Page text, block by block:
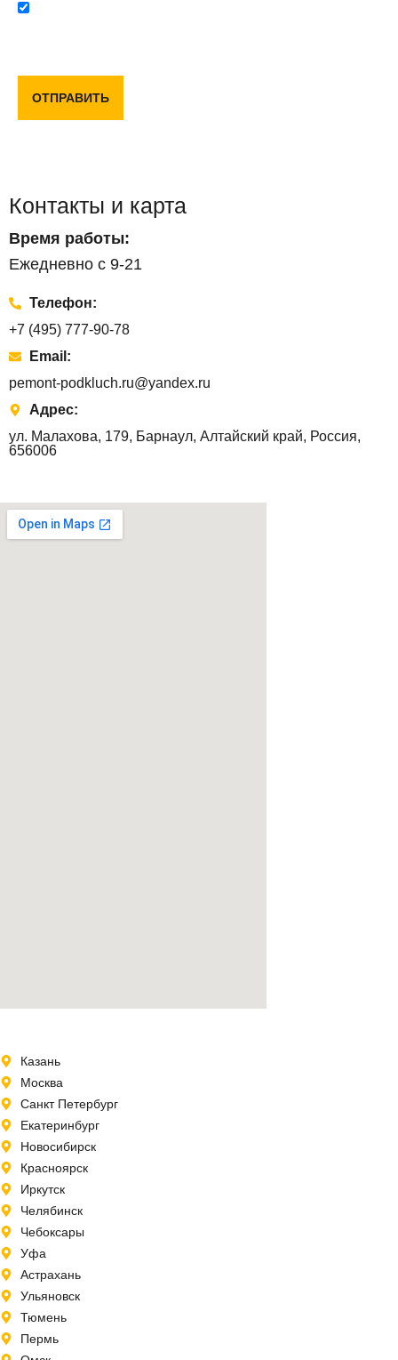
ОТПРАВИТЬ
Контакты и карта
Время работы:
Ежедневно с 9-21
Телефон:
+7 (495) 777-90-78
Email:
pemont-podkluch.ru@yandex.ru
Адрес:
ул. Малахова, 179, Барнаул, Алтайский край, Россия,
656006
Казань
Москва
Санкт Петербург
Екатеринбург
Новосибирск
Красноярск
Иркутск
Челябинск
Чебоксары
Уфа
Астрахань
Ульяновск
Тюмень
Пермь